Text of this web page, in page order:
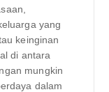
yang
keinginan
di antara
mungkin
dalam